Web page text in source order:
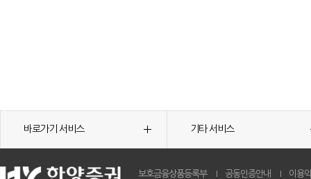
바로가기 서비스 기타 서비스
보호금융상품등록부 공동인증안내 이용